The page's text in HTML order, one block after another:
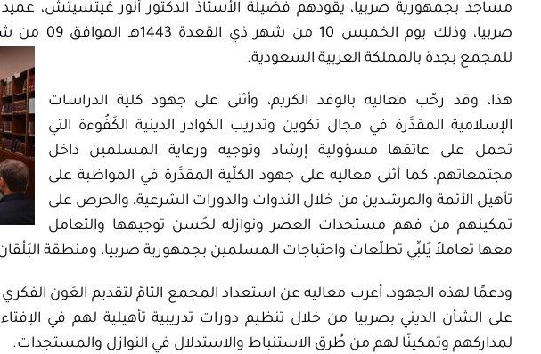
مساجد بجمهورية صربيا، يقودهم فضيلة الأستاذ الدكتور أنور غيتسيتش،
صربيا، وذلك يوم الخميس 10 من شهر ذي القعدة 1443هـ الموافق 09 من
للمجمع بجدة بالمملكة العربية السعودية.
هذا، وقد رحّب معاليه بالوفد الكريم، وأثنى على جهودكلية الدراسات
الإسلامية المقدَّرة في مجال تكوين وتدريب الكوادر الدينية الكَفُوءة التي
تحمل على عاتقها مسؤولية إرشاد وتوجيه ورعاية المسلمين داخل
مجتمعاتهم، كما أثنى معاليه على جهود الكلّية المقدَّرة في المواظبة على
تأهيل الأئمة والمرشدين من خلال الندوات والدورات الشرعية، والحرص على
تمكينهم من فهم مستجدات العصر ونوازله لحُسن توجيهها والتعامل
معها تعاملاً يُلبِّي تطلّعات واحتياجات المسلمين بجمهورية صربيا، ومنطقة
ودعمًا لهذه الجهود، أعرب معاليه عن استعداد المجمع التامّ لتقديم العَون
على الشأن الديني بصربيا من خلال تنظيمدورات تدريبيةتأهيلية لهم في الإفتاء
لمداركهم وتمكينًا لهم من طُرق الاستنباط والاستدلال في النوازل والمستجدات.